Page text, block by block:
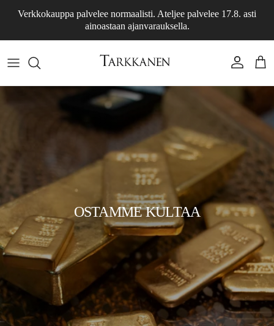
Verkkokauppa palvelee normaalisti. Ateljee palvelee 17.8. asti
ainoastaan ajanvarauksella.
Tili
OSTAMME KULTAA